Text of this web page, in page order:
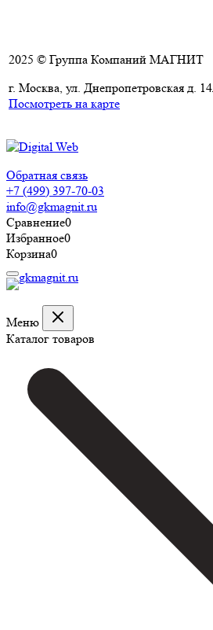
2025 © Группа Компаний МАГНИТ
г. Москва, ул. Днепропетровская д.
Посмотреть на карте
Обратная связь
+7 (499) 397-70-03
info@gkmagnit.ru
Сравнение0
Избранное0
Корзина0
Меню
Каталог товаров